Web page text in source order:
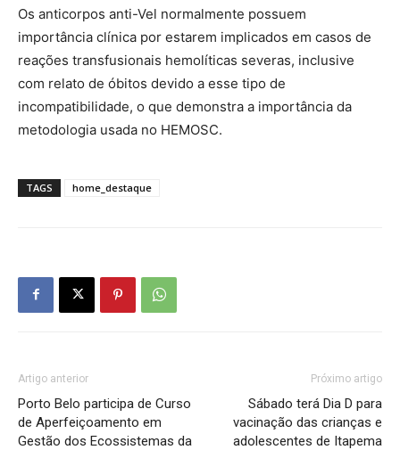
Os anticorpos anti-Vel normalmente possuem
importância clínica por estarem implicados em casos de
reações transfusionais hemolíticas severas, inclusive
com relato de óbitos devido a esse tipo de
incompatibilidade, o que demonstra a importância da
metodologia usada no HEMOSC.
TAGS home_destaque
Artigo anterior
Porto Belo participa de Curso
de Aperfeiçoamento em
Gestão dos Ecossistemas da
Próximo artigo
Sábado terá Dia D para
vacinação das crianças e
adolescentes de Itapema